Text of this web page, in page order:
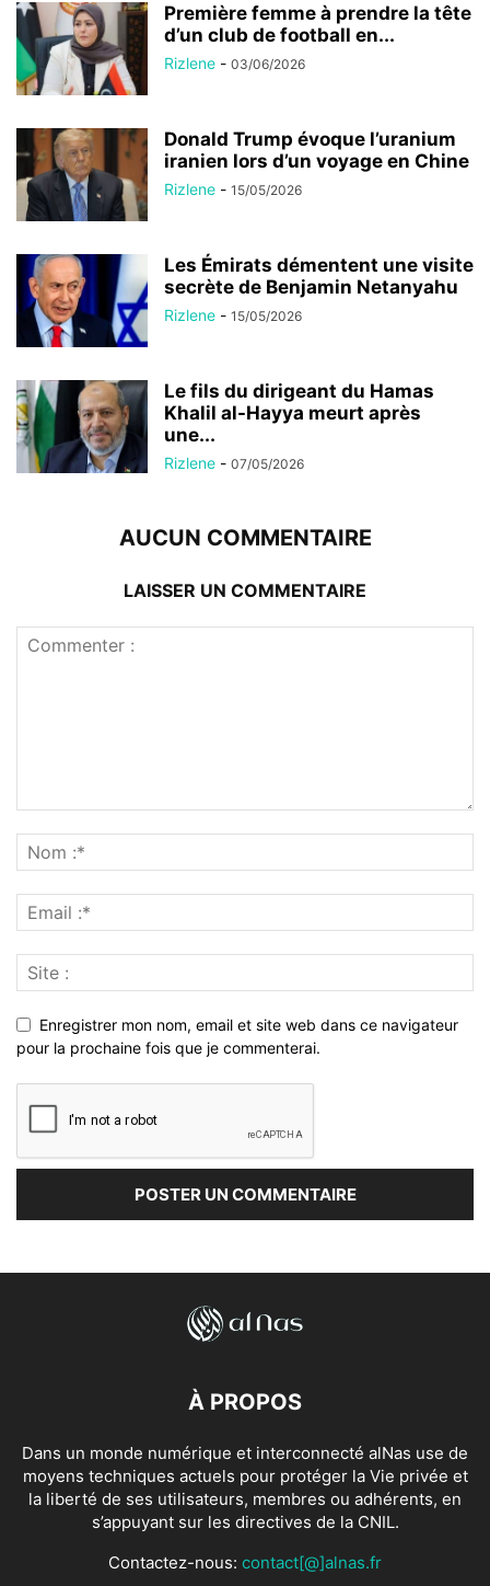
Première femme à prendre la tête
d’un club de football en...
Rizlene - 03/06/2026
Donald Trump évoque l’uranium
iranien lors d’un voyage en Chine
Rizlene - 15/05/2026
Les Émirats démentent une visite
secrète de Benjamin Netanyahu
Rizlene - 15/05/2026
Le fils du dirigeant du Hamas
Khalil al-Hayya meurt après
une...
Rizlene - 07/05/2026
AUCUN COMMENTAIRE
LAISSER UN COMMENTAIRE
Enregistrer mon nom, email et site web dans ce navigateur
pour la prochaine fois que je commenterai.
À PROPOS
Dans un monde numérique et interconnecté alNas use de
moyens techniques actuels pour protéger la Vie privée et
la liberté de ses utilisateurs, membres ou adhérents, en
s’appuyant sur les directives de la CNIL.
Contactez-nous: contact[@]alnas.fr